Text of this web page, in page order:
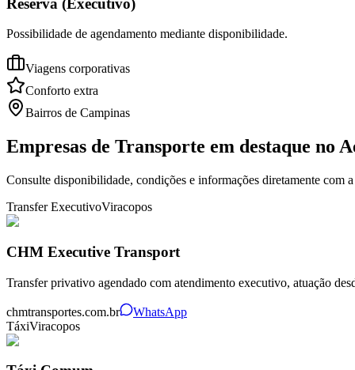
Possibilidade de agendamento mediante disponibilidade.
Viagens corporativas
Conforto extra
Bairros de Campinas
Empresas de Transporte em destaque no
Consulte disponibilidade, condições e informações diretamente com
Transfer ExecutivoViracopos
CHM Executive Transport
Transfer privativo agendado com atendimento executivo, atuação
chmtransportes.com.br
WhatsApp
TáxiViracopos